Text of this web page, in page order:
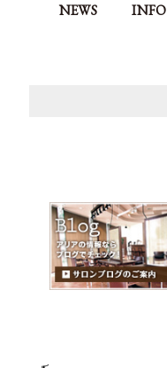
NEWS INFO